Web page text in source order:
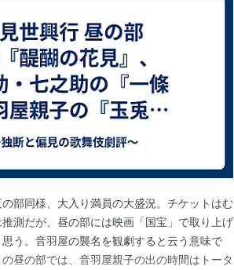
部同様、大入り満員の大盛況。チケットはむ
測だが、昼の部には映画「国宝」で取り上げ
う。音羽屋の襲名を観劇すると云う意味で
昼の部では、音羽屋親子の出の時間はトータ